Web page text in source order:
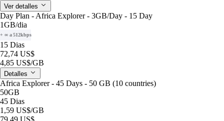
Ver detalles
Day Plan - Africa Explorer - 3GB/Day - 15 Day
1GB/dia
+ ∞ a 512kbps
15 Dias
72,74 US$
4,85 US$/GB
Detalles
Africa Explorer - 45 Days - 50 GB (10 countries)
50GB
45 Dias
1,59 US$/GB
79,49 US$